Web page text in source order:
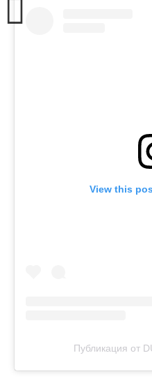
View this
Публикация от